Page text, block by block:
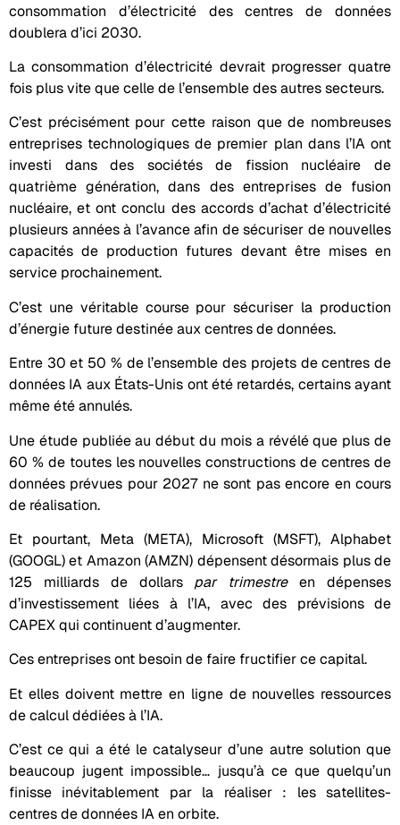
consommation d’électricité des centres de données
doublera d’ici 2030.
La consommation d’électricité devrait progresser quatre
fois plus vite que celle de l’ensemble des autres secteurs.
C’est précisément pour cette raison que de nombreuses
entreprises technologiques de premier plan dans l’IA ont
investi dans des sociétés de fission nucléaire de
quatrième génération, dans des entreprises de fusion
nucléaire, et ont conclu des accords d’achat d’électricité
plusieurs années à l’avance afin de sécuriser de nouvelles
capacités de production futures devant être mises en
service prochainement.
C’est une véritable course pour sécuriser la production
d’énergie future destinée aux centres de données.
Entre 30 et 50 % de l’ensemble des projets de centres de
données IA aux États-Unis ont été retardés, certains ayant
même été annulés.
Une étude publiée au début du mois a révélé que plus de
60 % de toutes les nouvelles constructions de centres de
données prévues pour 2027 ne sont pas encore en cours
de réalisation.
Et pourtant, Meta (META), Microsoft (MSFT), Alphabet
(GOOGL) et Amazon (AMZN) dépensent désormais plus de
125 milliards de dollars par trimestreen dépenses
d’investissement liées à l’IA, avec des prévisions de
CAPEX qui continuent d’augmenter.
Ces entreprises ont besoin de faire fructifier ce capital.
Et elles doivent mettre en ligne de nouvelles ressources
de calcul dédiées à l’IA.
C’est ce qui a été le catalyseur d’une autre solution que
beaucoup jugent impossible… jusqu’à ce que quelqu’un
finisse inévitablement par la réaliser : les satellites-
centres de données IA en orbite.